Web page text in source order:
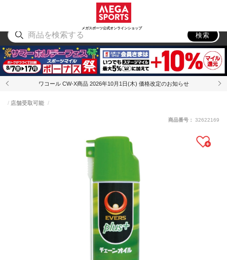
メガスポーツ公式オンラインショップ
アウトドア
検索
ワコール CW-X商品 2026年10月1日(木) 価格改定のお知らせ
店舗受取可能
商品番号： 32622169